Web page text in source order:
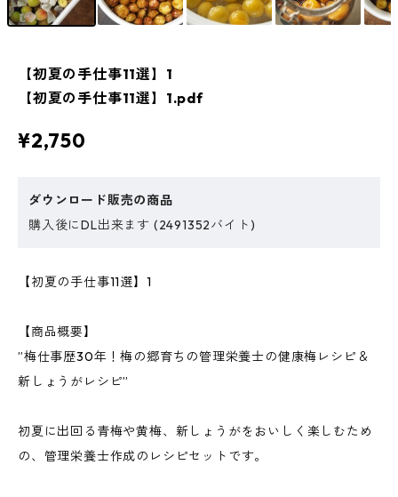
【初夏の手仕事11選】1
【初夏の手仕事11選】1.pdf
¥2,750
ダウンロード販売の商品
購入後にDL出来ます (2491352バイト)
【初夏の手仕事11選】1
【商品概要】
”梅仕事歴30年！梅の郷育ちの管理栄養士の健康梅レシピ＆
新しょうがレシピ”
初夏に出回る青梅や黄梅、新しょうがをおいしく楽しむため
の、管理栄養士作成のレシピセットです。